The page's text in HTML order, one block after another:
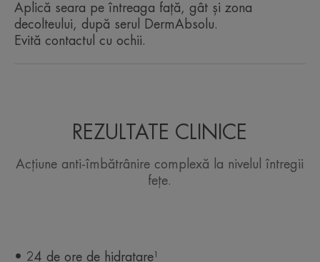
Avantaj
• REPARĂ pielea datorită acțiunii bakuchiolului
(Syténol™) și a polifenolilor de vanilie.
piele sensibilă.
Aplică seara pe întreaga față, gât și zona
decolteului, după serul DermAbsolu.
Evită contactul cu ochii.
REZULTATE CLINICE
Acțiune anti-îmbătrânire complexă la nivelul întregii
fețe.
• 24 de ore de hidratare¹